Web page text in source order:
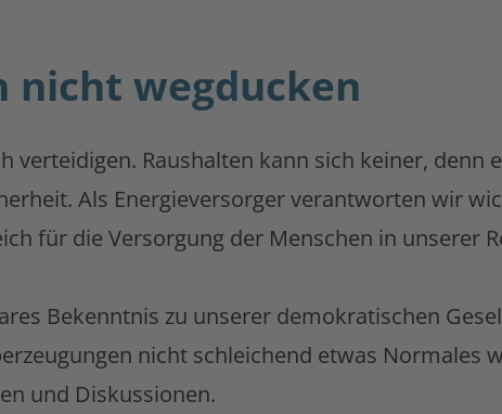
nicht wegducken
verteidigen. Raushalten kann sich keiner, denn
Als Energieversorger verantworten wir
für die Versorgung der Menschen in unserer
Bekenntnis zu unserer demokratischen
nicht schleichend etwas Normales
und Diskussionen.